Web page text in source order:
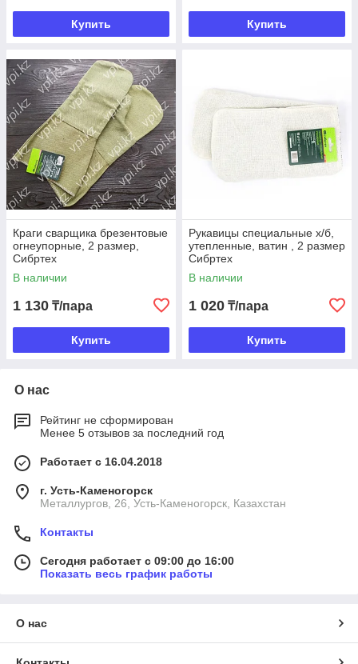
Купить Купить
Краги сварщика брезентовые
огнеупорные, 2 размер,
Сибртех
В наличии
1 130 ₸/пара
Купить
Рукавицы специальные х/б,
утепленные, ватин , 2 размер
Сибртех
В наличии
1 020 ₸/пара
Купить
О нас
Рейтинг не сформирован
Менее 5 отзывов за последний год
Работает с 16.04.2018
г. Усть-Каменогорск
Металлургов, 26, Усть-Каменогорск, Казахстан
Контакты
Сегодня работает с 09:00 до 16:00
Показать весь график работы
О нас